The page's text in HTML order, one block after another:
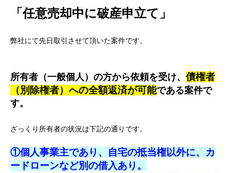
「任意売却中に破産申立て」
弊社にて先日取引させて頂いた案件です。
所有者（一般個人）の方から依頼を受け、 債権者
（別除権者）への全額返済が可能である案件で
す。
ざっくり所有者の状況は下記の通りです。
①個人事業主であり、自宅の抵当権以外に、カ
ードローンなど別の借入あり。